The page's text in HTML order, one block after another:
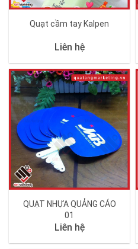
Quạt cầm tay Kalpen
Liên hệ
QUẠT NHỰA QUẢNG CÁO
01
Liên hệ